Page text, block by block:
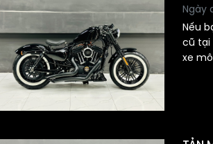
Ngày
Nếu
cũ tại
xe